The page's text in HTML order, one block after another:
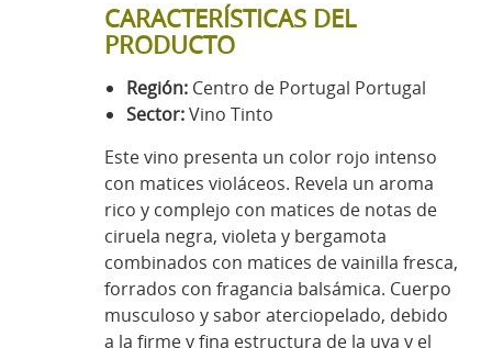
CARACTERÍSTICAS DEL
PRODUCTO
Región: Centro de Portugal Portugal
Sector:Vino Tinto
Este vino presenta un color rojo intenso
con matices violáceos. Revela un aroma
rico y complejo con matices de notas de
ciruela negra, violeta y bergamota
combinados con matices de vainilla fresca,
forrados con fragancia balsámica. Cuerpo
musculoso y sabor aterciopelado, debido
a la firme y fina estructura de la uva y el